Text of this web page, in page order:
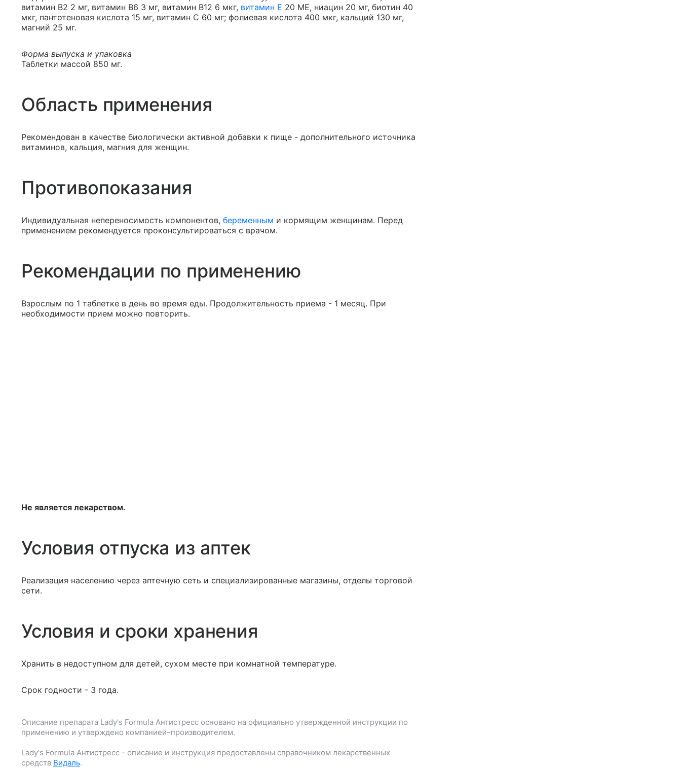
витамин В2 2 мг, витамин В6 3 мг, витамин В12 6 мкг, витамин Е 20 МЕ, ниацин 20 мг, биотин 40
мкг, пантотеновая кислота 15 мг, витамин С 60 мг; фолиевая кислота 400 мкг, кальций 130 мг,
магний 25 мг.
Форма выпуска и упаковка
Таблетки массой 850 мг.
Область применения
Рекомендован в качестве биологически активной добавки к пище - дополнительного источника
витаминов, кальция, магния для женщин.
Противопоказания
Индивидуальная непереносимость компонентов, беременным и кормящим женщинам. Перед
применением рекомендуется проконсультироваться с врачом.
Рекомендации по применению
Взрослым по 1 таблетке в день во время еды. Продолжительность приема - 1 месяц. При
необходимости прием можно повторить.
Не является лекарством.
Условия отпуска из аптек
Реализация населению через аптечную сеть и специализированные магазины, отделы торговой
сети.
Условия и сроки хранения
Хранить в недоступном для детей, сухом месте при комнатной температуре.
Срок годности - 3 года.
Описание препарата Lady's Formula Антистресс основано на официально утвержденной инструкции по
применению и утверждено компанией–производителем.
Lady's Formula Антистресс - описание и инструкция предоставлены справочником лекарственных
средств Видаль.